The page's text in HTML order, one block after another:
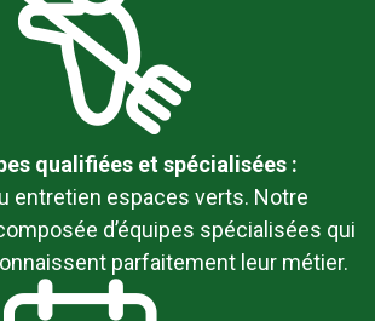
qualifiées et spécialisées :
entretien espaces verts. Notre
d’équipes spécialisées qui
parfaitement leur métier.